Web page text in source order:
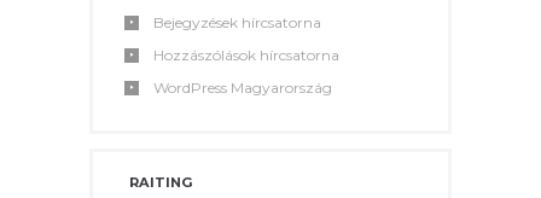
Bejegyzések hírcsatorna
Hozzászólások hírcsatorna
WordPress Magyarország
RAITING